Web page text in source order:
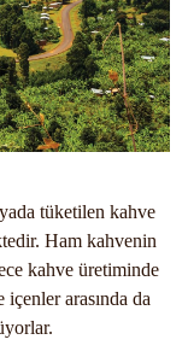
tüketilen kahve
Ham kahvenin
kahve üretiminde
arasında da